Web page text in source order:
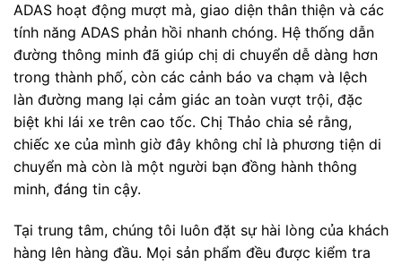
ADAS hoạt động mượt mà, giao diện thân thiện và các
tính năng ADAS phản hồi nhanh chóng. Hệ thống dẫn
đường thông minh đã giúp chị di chuyển dễ dàng hơn
trong thành phố, còn các cảnh báo va chạm và lệch
làn đường mang lại cảm giác an toàn vượt trội, đặc
biệt khi lái xe trên cao tốc. Chị Thảo chia sẻ rằng,
chiếc xe của mình giờ đây không chỉ là phương tiện di
chuyển mà còn là một người bạn đồng hành thông
minh, đáng tin cậy.
Tại trung tâm, chúng tôi luôn đặt sự hài lòng của khách
hàng lên hàng đầu. Mọi sản phẩm đều được kiểm tra